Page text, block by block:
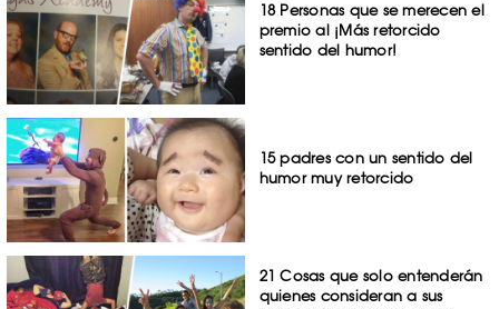
18 Personas que se merecen el
premio al ¡Más retorcido
sentido del humor!
15 padres con un sentido del
humor muy retorcido
21 Cosas que solo entenderán
quienes consideran a sus